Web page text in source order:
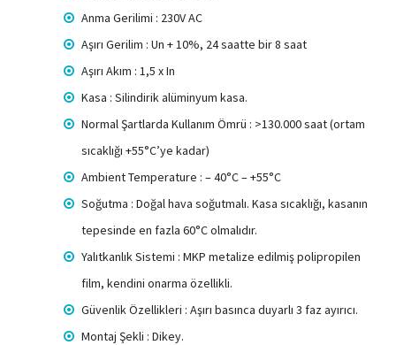
Anma Gerilimi : 230V AC
Aşırı Gerilim : Un + 10%, 24 saatte bir 8 saat
Aşırı Akım : 1,5 x In
Kasa : Silindirik alüminyum kasa.
Normal Şartlarda Kullanım Ömrü : >130.000 saat (ortam
sıcaklığı +55°C’ye kadar)
Ambient Temperature : – 40°C – +55°C
Soğutma : Doğal hava soğutmalı. Kasa sıcaklığı, kasanın
tepesinde en fazla 60°C olmalıdır.
Yalıtkanlık Sistemi : MKP metalize edilmiş polipropilen
film, kendini onarma özellikli.
Güvenlik Özellikleri : Aşırı basınca duyarlı 3 faz ayırıcı.
Montaj Şekli : Dikey.